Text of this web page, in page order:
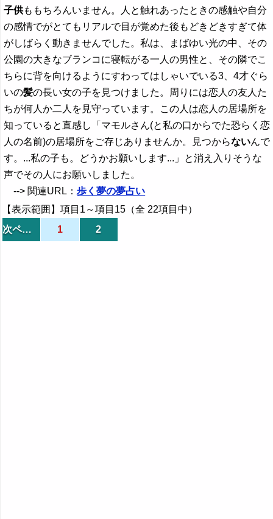
子供ももちろんいません。人と触れあったときの感触や自分
の感情でがとてもリアルで目が覚めた後もどきどきすぎて体
がしばらく動きませんでした。私は、まばゆい光の中、その
公園の大きなブランコに寝転がる一人の男性と、その隣でこ
ちらに背を向けるようにすわってはしゃいでいる3、4才ぐら
いの髪の長い女の子を見つけました。周りには恋人の友人た
ちが何人か二人を見守っています。この人は恋人の居場所を
知っていると直感し「マモルさん(と私の口からでた恐らく恋
人の名前)の居場所をご存じありませんか。見つからないんで
す。...私の子も。どうかお願いします...」と消え入りそうな
声でその人にお願いしました。
--> 関連URL：歩く夢の夢占い
【表示範囲】項目1～項目15（全 22項目中）
次ページ
1 2